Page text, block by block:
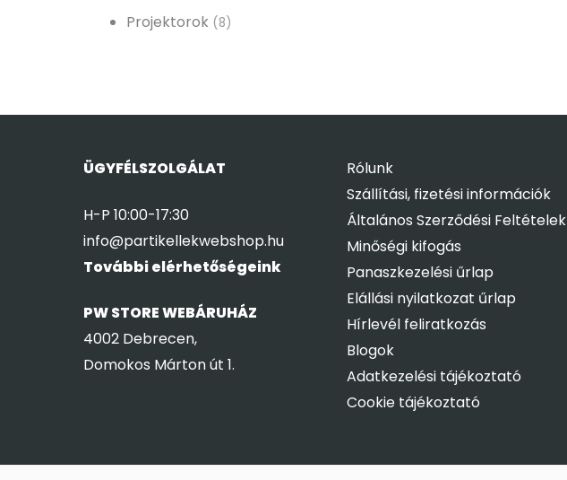
Projektorok (8)
ÜGYFÉLSZOLGÁLAT
H-P 10:00-17:30
info@partikellekwebshop.hu
További elérhetőségeink
PW STORE WEBÁRUHÁZ
4002 Debrecen,
Domokos Márton út 1.
Rólunk
Szállítási, fizetési információk
Általános Szerződési Feltételek
Minőségi kifogás
Panaszkezelési űrlap
Elállási nyilatkozat űrlap
Hírlevél feliratkozás
Blogok
Adatkezelési tájékoztató
Cookie tájékoztató